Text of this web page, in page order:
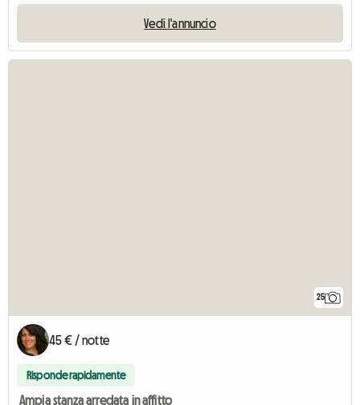
Vedi l'annuncio
25
45 € / notte
Risponde rapidamente
Ampia stanza arredata in affitto